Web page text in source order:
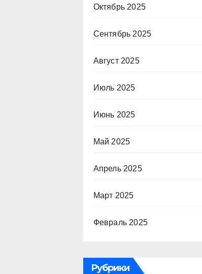
Октябрь 2025
Сентябрь 2025
Август 2025
Июль 2025
Июнь 2025
Май 2025
Апрель 2025
Март 2025
Февраль 2025
Рубрики